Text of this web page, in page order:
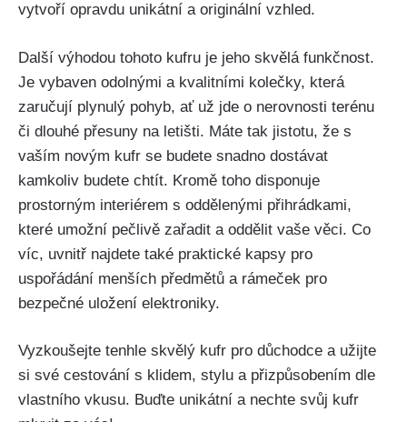
vytvoří opravdu unikátní‌ a originální vzhled.
Další výhodou tohoto kufru je jeho skvělá funkčnost.
Je vybaven odolnými a kvalitními kolečky,​ která
⁢zaručují plynulý pohyb, ať už jde o⁢ nerovnosti terénu
či ​dlouhé přesuny na letišti. ⁢Máte tak jistotu, že s
vaším novým ​kufr se budete snadno dostávat
kamkoliv budete chtít. Kromě toho disponuje
prostorným interiérem s oddělenými přihrádkami,
které‌ umožní pečlivě zařadit a oddělit vaše věci. Co
víc, uvnitř najdete také praktické kapsy pro
uspořádání‌ menších předmětů a‌ rámeček pro
bezpečné uložení elektroniky.
Vyzkoušejte tenhle skvělý ‌kufr pro důchodce a ⁢užijte
si své cestování ⁢s klidem, stylu a přizpůsobením dle
vlastního vkusu. Buďte ⁣unikátní a nechte svůj kufr